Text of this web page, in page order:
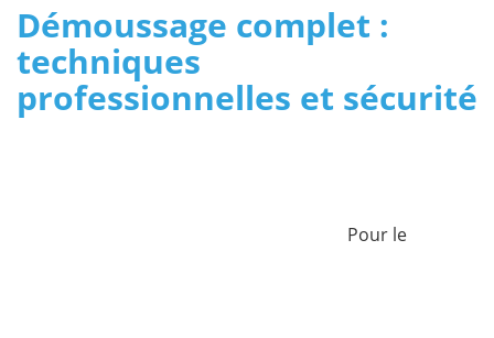
Démoussage complet :
techniques
professionnelles et sécurité
Pour le